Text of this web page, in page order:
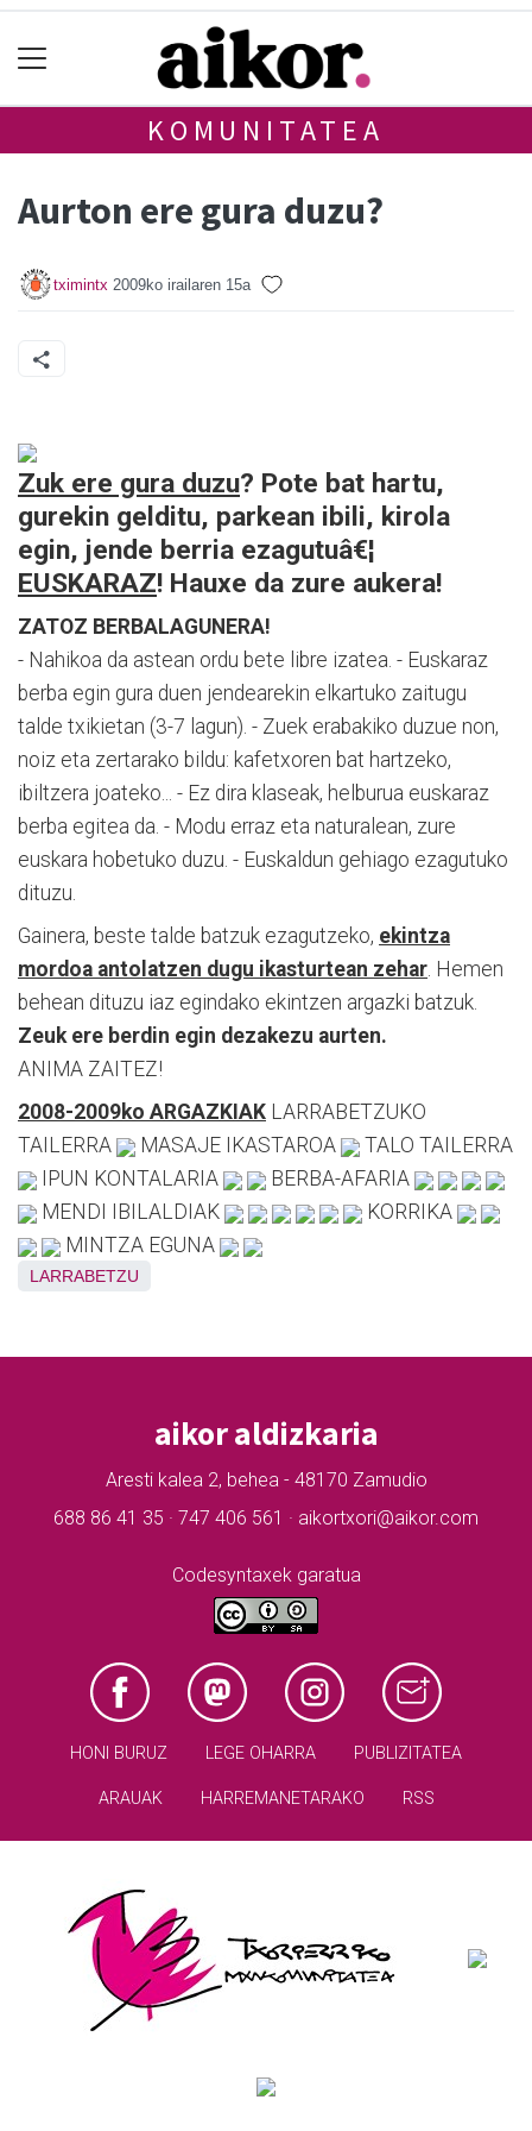
KOMUNITATEA
Aurton ere gura duzu?
tximintx 2009ko irailaren 15a
Zuk ere gura duzu? Pote bat hartu,
gurekin gelditu, parkean ibili, kirola
egin, jende berria ezagutuâ€¦
EUSKARAZ! Hauxe da zure aukera!
ZATOZ BERBALAGUNERA!
- Nahikoa da astean ordu bete libre izatea. - Euskaraz
berba egin gura duen jendearekin elkartuko zaitugu
talde txikietan (3-7 lagun). - Zuek erabakiko duzue non,
noiz eta zertarako bildu: kafetxoren bat hartzeko,
ibiltzera joateko... - Ez dira klaseak, helburua euskaraz
berba egitea da. - Modu erraz eta naturalean, zure
euskara hobetuko duzu. - Euskaldun gehiago ezagutuko
dituzu.
Gainera, beste talde batzuk ezagutzeko, ekintza
mordoa antolatzen dugu ikasturtean zehar. Hemen
behean dituzu iaz egindako ekintzen argazki batzuk.
Zeuk ere berdin egin dezakezu aurten.
ANIMA ZAITEZ!
2008-2009ko ARGAZKIAK LARRABETZUKO
TAILERRA
MASAJE IKASTAROA
TALO TAILERRA
IPUN KONTALARIA
BERBA-AFARIA
MENDI IBILALDIAK
KORRIKA
MINTZA EGUNA
LARRABETZU
aikor aldizkaria
Aresti kalea 2, behea - 48170 Zamudio
688 86 41 35 · 747 406 561 · aikortxori@aikor.com
Codesyntaxek garatua
HONI BURUZ LEGE OHARRA PUBLIZITATEA
ARAUAK HARREMANETARAKO RSS